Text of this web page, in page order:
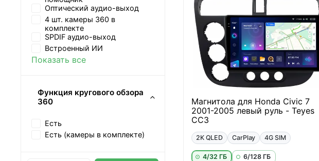
Магнитола для Honda Civic 7
2001-2005 левый руль - Teyes
CC3
2K QLED CarPlay 4G SIM
4/32 ГБ 6/128 ГБ
Оптический аудио-выход
4 шт. камеры 360 в
комплекте
SPDIF аудио-выход
Встроенный ИИ
Показать все
Функция кругового обзора
360
Есть
Есть (камеры в комплекте)